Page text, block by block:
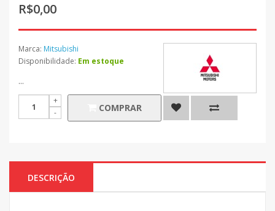
R$0,00
Marca: Mitsubishi
Disponibilidade: Em estoque
...
COMPRAR
DESCRIÇÃO